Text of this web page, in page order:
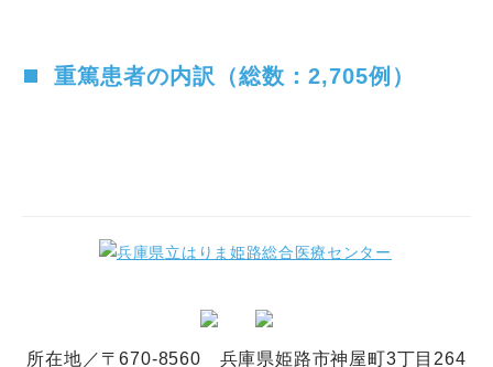
重篤患者の内訳（総数：2,705例）
所在地／〒670-8560 兵庫県姫路市神屋町3丁目264